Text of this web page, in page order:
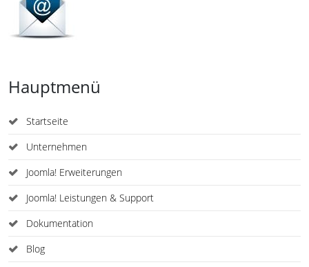
Hauptmenü
Startseite
Unternehmen
Joomla! Erweiterungen
Joomla! Leistungen & Support
Dokumentation
Blog